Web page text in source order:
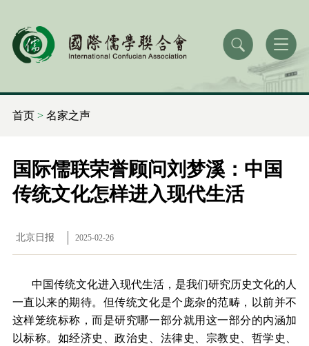
首页> 名家之声
国际儒联荣誉顾问刘梦溪：中国
传统文化怎样进入现代生活
北京日报 2025-02-26
中国传统文化进入现代生活，是我们研究历史文化的人
一直以来的期待。但传统文化是个庞杂的范畴，以前并不
这样笼统标称，而是研究哪一部分就用这一部分的内涵加
以标称。如经济史、政治史、法律史、宗教史、哲学史、